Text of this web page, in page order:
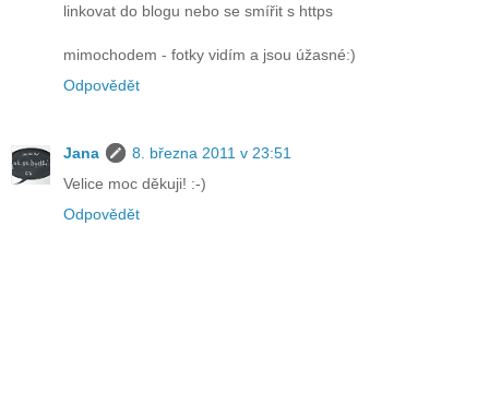
linkovat do blogu nebo se smířit s https
mimochodem - fotky vidím a jsou úžasné:)
Odpovědět
Jana
8. března 2011 v 23:51
Velice moc děkuji! :-)
Odpovědět